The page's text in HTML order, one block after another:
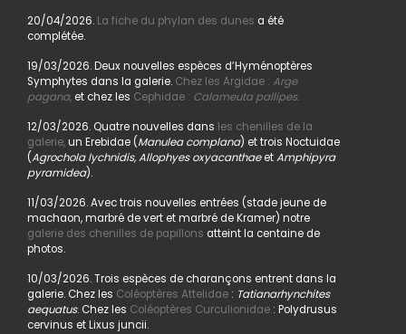
20/04/2026. La fiche du phylan des dunes a été
complétée.
19/03/2026. Deux nouvelles espèces d’Hyménoptères
Symphytes dans la galerie. Chez les Argidae : Arge
pagana,et chez les Cephidae : Calameuta pallipes.
12/03/2026. Quatre nouvelles dans les chenilles de la
galerie,un Erebidae (Manulea complana) et trois Noctuidae
(Agrochola lychnidis, Allophyes oxyacanthaeetAmphipyra
pyramidea).
11/03/2026. Avec trois nouvelles entrées (stade jeune de
machaon, marbré de vert et marbré de Kramer) notre
galerie des chenilles de papillons atteint la centaine de
photos.
10/03/2026. Trois espèces de charançons entrent dans la
galerie. Chez les Coléoptères Attelidae: Tatianarhynchites
aequatus. Chez les Coléoptères Curculionidae: Polydrusus
cervinus et Lixus juncii.